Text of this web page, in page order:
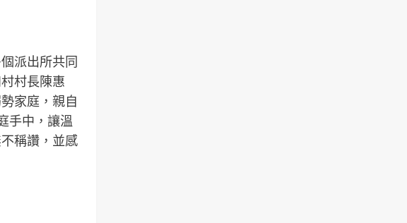
派出所共同
村長陳惠
家庭，親自
手中，讓溫
稱讚，並感